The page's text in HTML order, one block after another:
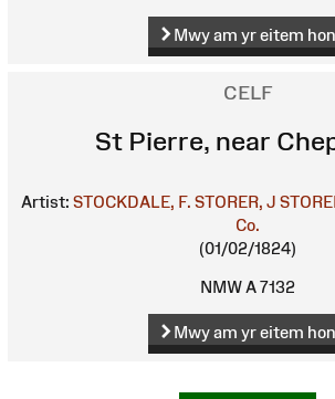
Mwy am yr eitem hon
CELF
St Pierre, near
Artist: STOCKDALE, F. STORER, J
Co.
(01/02/1824)
NMW A 7132
Mwy am yr eitem hon